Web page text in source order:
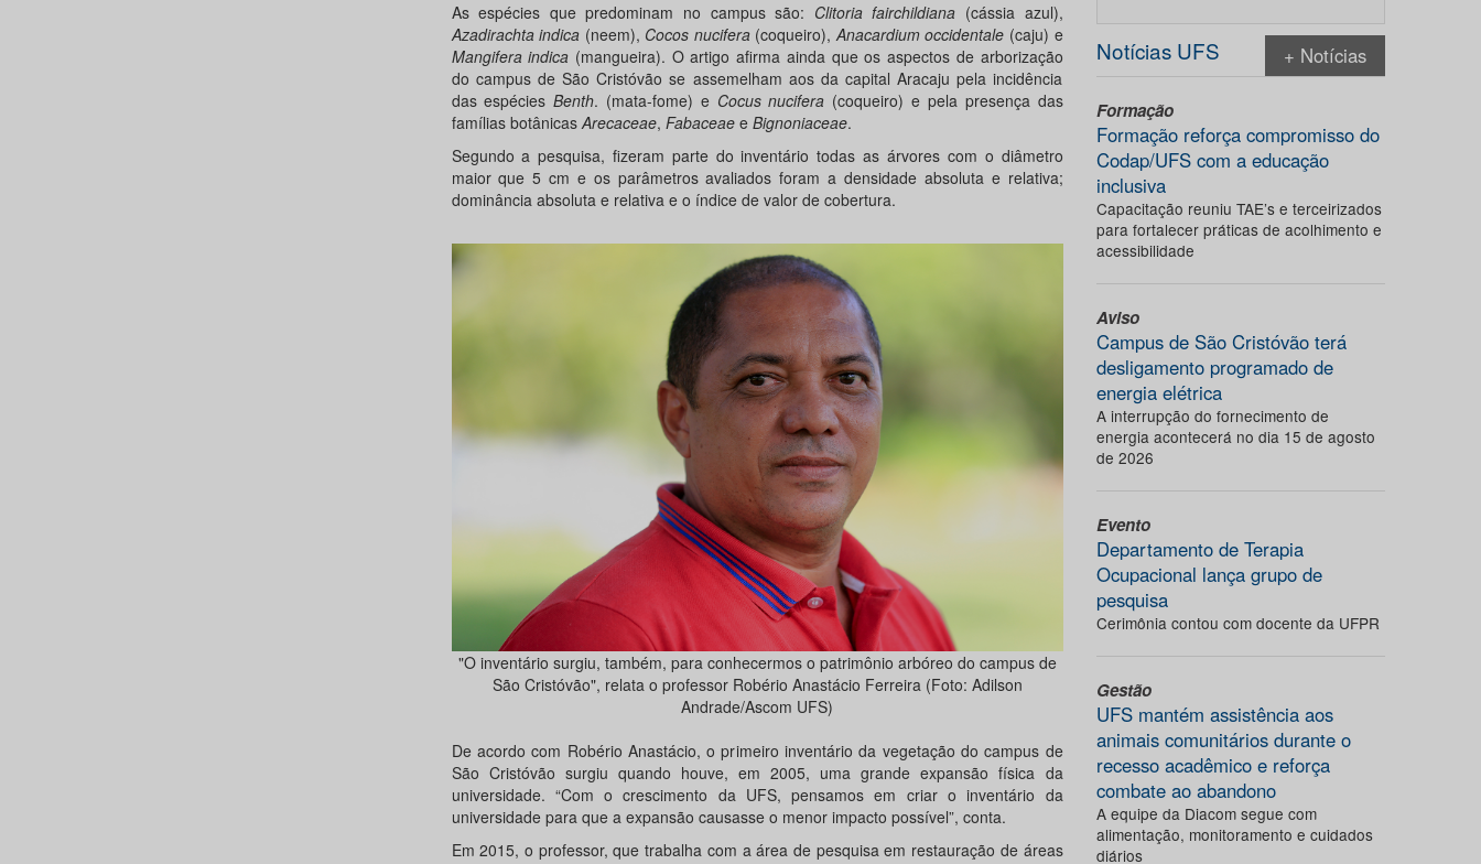
As espécies que predominam no campus são: Clitoria fairchildiana (cássia azul),
Azadirachta indica (neem), Cocos nucifera(coqueiro),Anacardium occidentale (caju) e
Mangifera indica (mangueira). O artigo afirma ainda que os aspectos de arborização
do campus de São Cristóvão se assemelham aos da capital Aracaju pela incidência
das espéciesBenth. (mata-fome) e Cocus nucifera (coqueiro) e pela presença das
famílias botânicasArecaceae, Fabaceaee Bignoniaceae.
Segundo a pesquisa, fizeram parte do inventário todas as árvores com o diâmetro
maior que 5 cm e os parâmetros avaliados foram a densidade absoluta e relativa;
dominância absoluta e relativa e o índice de valor de cobertura.
"O inventário surgiu, também, para conhecermos o patrimônio arbóreo do campus de
São Cristóvão", relata o professor Robério Anastácio Ferreira (Foto: Adilson
Andrade/Ascom UFS)
De acordo com Robério Anastácio, o primeiro inventário da vegetação do campus de
São Cristóvão surgiu quando houve, em 2005, uma grande expansão física da
universidade. “Com o crescimento da UFS, pensamos em criar o inventário da
universidade para que a expansão causasse o menor impacto possível”, conta.
Em 2015, o professor, que trabalha com a área de pesquisa em restauração de áreas
Notícias UFS + Notícias
Formação
Formação reforça compromisso do
Codap/UFS com a educação
inclusiva
Capacitação reuniu TAE’s e terceirizados
para fortalecer práticas de acolhimento e
acessibilidade
Aviso
Campus de São Cristóvão terá
desligamento programado de
energia elétrica
A interrupção do fornecimento de
energia acontecerá no dia 15 de agosto
de 2026
Evento
Departamento de Terapia
Ocupacional lança grupo de
pesquisa
Cerimônia contou com docente da UFPR
Gestão
UFS mantém assistência aos
animais comunitários durante o
recesso acadêmico e reforça
combate ao abandono
A equipe da Diacom segue com
alimentação, monitoramento e cuidados
diários